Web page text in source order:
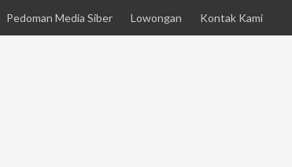
Pedoman Media Siber Lowongan Kontak Kami